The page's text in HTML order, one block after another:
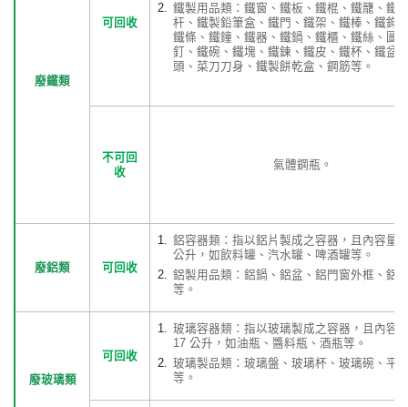
廢鐵類
可回收
鐵製用品類：鐵窗、鐵板、鐵棍、鐵籠、鐵
杆、鐵製鉛筆盒、鐵門、鐵架、鐵棒、鐵鉤
鐵條、鐵鐘、鐵器、鐵鍋、鐵櫃、鐵絲、圖
釘、鐵碗、鐵塊、鐵鍊、鐵皮、鐵杯、鐵盆
頭、菜刀刀身、鐵製餅乾盒、鋼筋等。
不可回
收
氣體鋼瓶。
廢鋁類 可回收
鋁容器類：指以鋁片製成之容器，且內容量
公升，如飲料罐、汽水罐、啤酒罐等。
鋁製用品類：鋁鍋、鋁盆、鋁門窗外框、鋁
等。
廢玻璃類
可回收
玻璃容器類：指以玻璃製成之容器，且內容
17 公升，如油瓶、醬料瓶、酒瓶等。
玻璃製品類：玻璃盤、玻璃杯、玻璃碗、平
等。